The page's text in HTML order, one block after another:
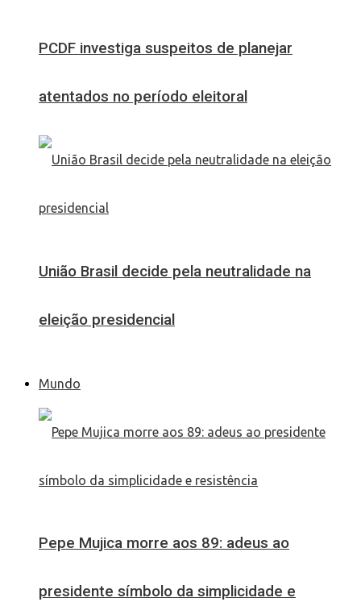
PCDF investiga suspeitos de planejar
atentados no período eleitoral
União Brasil decide pela neutralidade na
eleição presidencial
Mundo
Pepe Mujica morre aos 89: adeus ao
presidente símbolo da simplicidade e